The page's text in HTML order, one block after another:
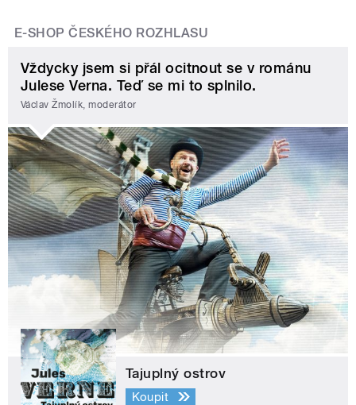
E-SHOP ČESKÉHO ROZHLASU
Vždycky jsem si přál ocitnout se v románu
Julese Verna. Teď se mi to splnilo.
Václav Žmolík, moderátor
Tajuplný ostrov
Koupit